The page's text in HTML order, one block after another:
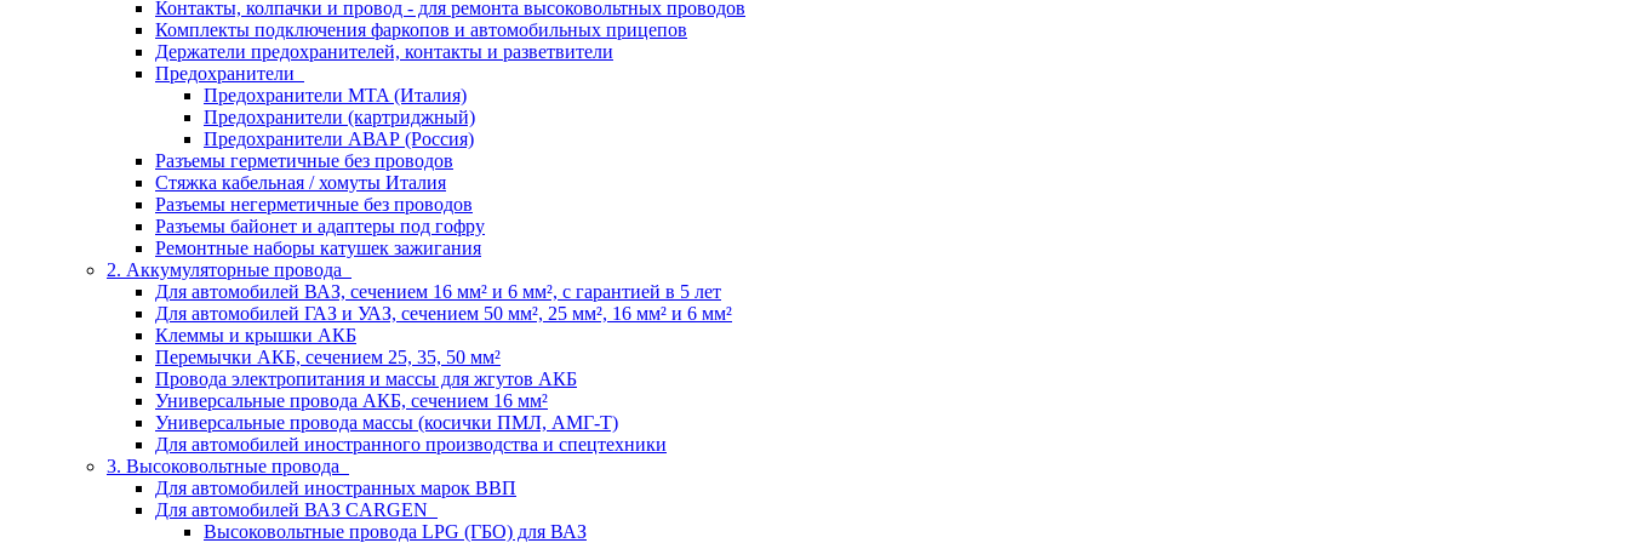
Контакты, колпачки и провод - для ремонта высоковольтных проводов
Комплекты подключения фаркопов и автомобильных прицепов
Держатели предохранителей, контакты и разветвители
Предохранители
Предохранители MTA (Италия)
Предохранители (картриджный)
Предохранители АВАР (Россия)
Разъемы герметичные без проводов
Стяжка кабельная / хомуты Италия
Разъемы негерметичные без проводов
Разъемы байонет и адаптеры под гофру
Ремонтные наборы катушек зажигания
2. Аккумуляторные провода
Для автомобилей ВАЗ, сечением 16 мм² и 6 мм², с гарантией в 5 лет
Для автомобилей ГАЗ и УАЗ, сечением 50 мм², 25 мм², 16 мм² и 6 мм²
Клеммы и крышки АКБ
Перемычки АКБ, сечением 25, 35, 50 мм²
Провода электропитания и массы для жгутов АКБ
Универсальные провода АКБ, сечением 16 мм²
Универсальные провода массы (косички ПМЛ, АМГ-Т)
Для автомобилей иностранного производства и спецтехники
3. Высоковольтные провода
Для автомобилей иностранных марок ВВП
Для автомобилей ВАЗ CARGEN
Высоковольтные провода LPG (ГБО) для ВАЗ